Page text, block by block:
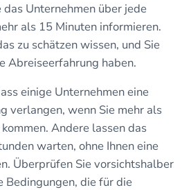
Unternehmen über jede
als 15 Minuten informieren.
zu schätzen wissen, und Sie
Abreiseerfahrung haben.
einige Unternehmen eine
verlangen, wenn Sie mehr als
Andere lassen das
warten, ohne Ihnen eine
Überprüfen Sie vorsichtshalber
Bedingungen, die für die